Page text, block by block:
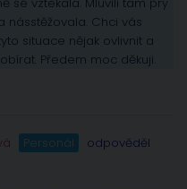
násstěžovala. Chci vás
situace nějak ovlivnit a
Předem moc děkuji.
Personál
odpověděl